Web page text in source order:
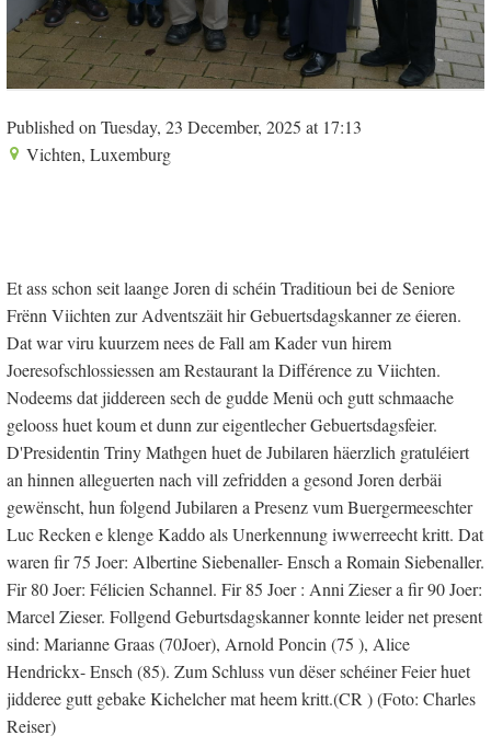
Published on Tuesday, 23 December, 2025 at 17:13
Vichten, Luxemburg
Et ass schon seit laange Joren di schéin Traditioun bei de Seniore
Frënn Viichten zur Adventszäit hir Gebuertsdagskanner ze éieren.
Dat war viru kuurzem nees de Fall am Kader vun hirem
Joeresofschlossiessen am Restaurant la Différence zu Viichten.
Nodeems dat jiddereen sech de gudde Menü och gutt schmaache
gelooss huet koum et dunn zur eigentlecher Gebuertsdagsfeier.
D'Presidentin Triny Mathgen huet de Jubilaren häerzlich gratuléiert
an hinnen alleguerten nach vill zefridden a gesond Joren derbäi
gewënscht, hun folgend Jubilaren a Presenz vum Buergermeeschter
Luc Recken e klenge Kaddo als Unerkennung iwwerreecht kritt. Dat
waren fir 75 Joer: Albertine Siebenaller- Ensch a Romain Siebenaller.
Fir 80 Joer: Félicien Schannel. Fir 85 Joer : Anni Zieser a fir 90 Joer:
Marcel Zieser. Follgend Geburtsdagskanner konnte leider net present
sind: Marianne Graas (70Joer), Arnold Poncin (75 ), Alice
Hendrickx- Ensch (85). Zum Schluss vun dëser schéiner Feier huet
jidderee gutt gebake Kichelcher mat heem kritt.(CR ) (Foto: Charles
Reiser)